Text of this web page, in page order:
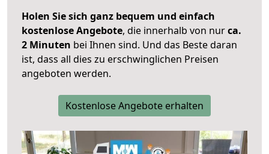
Holen Sie sich ganz bequem und einfach
kostenlose Angebote, die innerhalb von nurca.
2 Minuten bei Ihnen sind. Und das Beste daran
ist, dass all dies zu erschwinglichen Preisen
angeboten werden.
Kostenlose Angebote erhalten